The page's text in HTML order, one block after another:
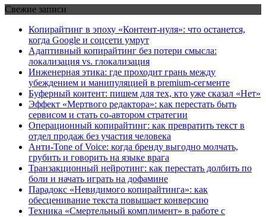
Свежие записи
Копирайтинг в эпоху «Контент-нуля»: что останется,
когда Google и соцсети умрут
Адаптивный копирайтинг без потери смысла:
локализация vs. глокализация
Инженерная этика: где проходит грань между
убеждением и манипуляцией в premium-сегменте
Буферный контент: пишем для тех, кто уже сказал «Нет»
Эффект «Мертвого редактора»: как перестать быть
сервисом и стать со-автором стратегии
Операционный копирайтинг: как превратить текст в
отдел продаж без участия человека
Анти-Tone of Voice: когда бренду выгодно молчать,
грубить и говорить на языке врага
Транзакционный нейротинг: как перестать долбить по
боли и начать играть на дофамине
Парадокс «Невидимого копирайтинга»: как
обесценивание текста повышает конверсию
Техника «Смертельный комплимент» в работе с